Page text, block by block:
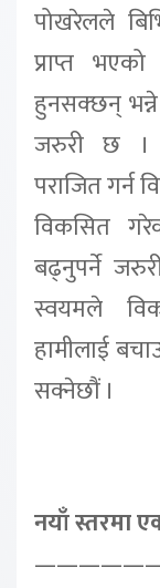
पोखरेलले
प्राप्त
हुनसक्छन् भन्ने
जरुरी छ ।
पराजित गर्न
विकसित
बढ्नुपर्ने
स्वयमले
हामीलाई
सक्नेछौं ।
नयाँ स्तरमा